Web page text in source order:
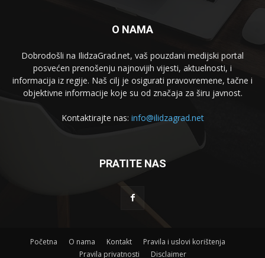
O NAMA
Dobrodošli na IlidzaGrad.net, vaš pouzdani medijski portal
posvećen prenošenju najnovijih vijesti, aktuelnosti, i
informacija iz regije. Naš cilj je osigurati pravovremene, tačne i
objektivne informacije koje su od značaja za širu javnost.
Kontaktirajte nas: info@ilidzagrad.net
PRATITE NAS
Početna O nama Kontakt
Pravila i uslovi korištenja
Pravila privatnosti
Disclaimer